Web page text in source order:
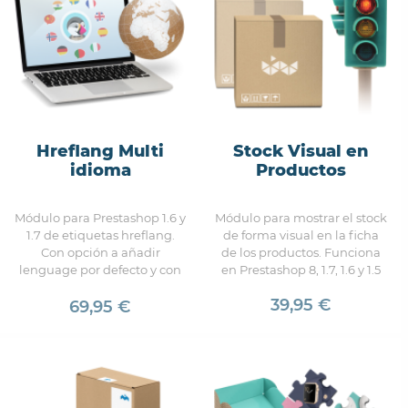
Hreflang Multi
idioma
Módulo para Prestashop 1.6 y
1.7 de etiquetas hreflang.
Con opción a añadir
lenguage por defecto y con
69,95 €
Stock Visual en
Productos
Módulo para mostrar el stock
de forma visual en la ficha
de los productos. Funciona
en Prestashop 8, 1.7, 1.6 y 1.5
39,95 €